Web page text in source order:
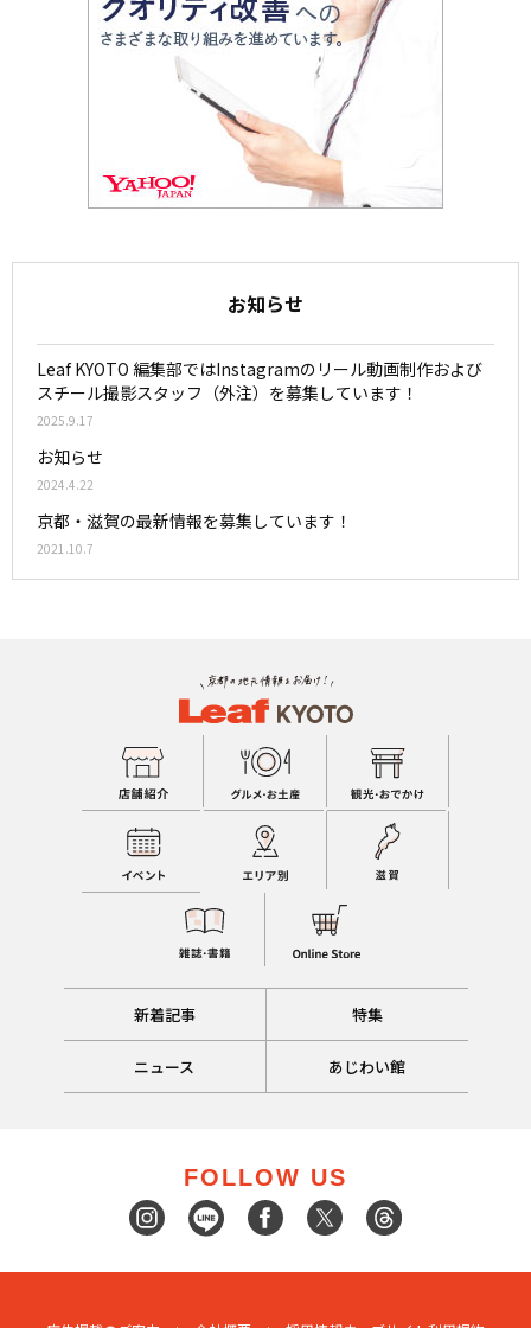
お知らせ
Leaf KYOTO 編集部ではInstagramのリール動画制作および
スチール撮影スタッフ（外注）を募集しています！
2025.9.17
お知らせ
2024.4.22
京都・滋賀の最新情報を募集しています！
2021.10.7
新着記事 特集
ニュース あじわい館
FOLLOW US